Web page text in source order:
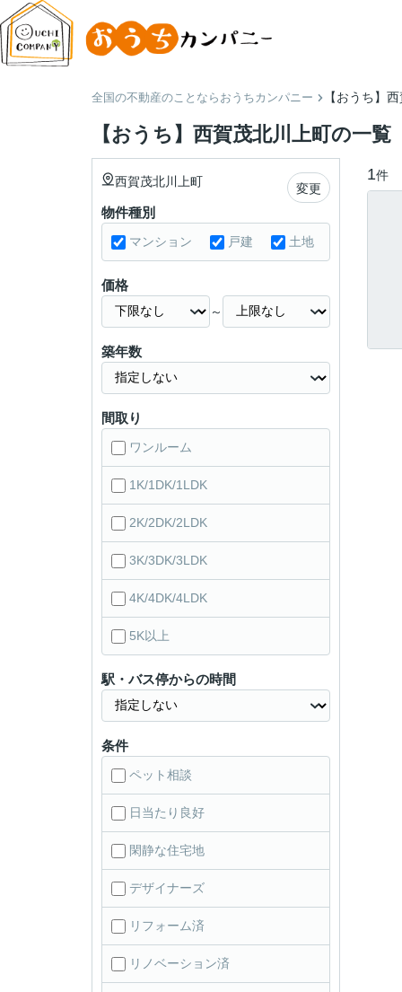
全国の不動産のことならおうちカンパニー 【おうち】
【おうち】西賀茂北川上町の一覧
1件
西賀茂北川上町 変更
物件種別
マンション 戸建 土地
価格
～
築年数
間取り
ワンルーム
1K/1DK/1LDK
2K/2DK/2LDK
3K/3DK/3LDK
4K/4DK/4LDK
5K以上
駅・バス停からの時間
条件
ペット相談
日当たり良好
閑静な住宅地
デザイナーズ
リフォーム済
リノベーション済